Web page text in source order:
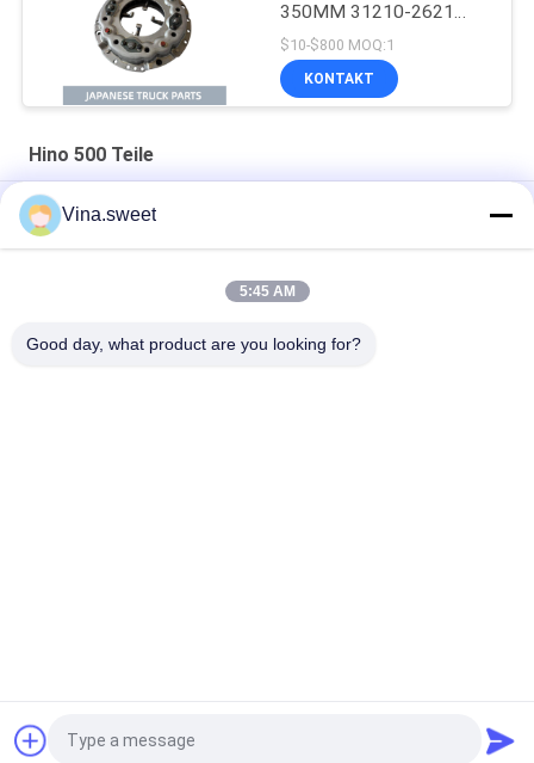
350MM 31210-2621
HNC540 Für HINO 500
RANGER Lkw J08C
J08CT zum Verkauf
$10-$800 MOQ:1
KONTAKT
Hino 500 Teile
Einspritzpumpe Hino HINO 500 Förster-J08C 500 Teile
Maschinenteile Hino J08E des Lkw-Motor-S130A-E0101
Fordern Sie ein Angebot
Vina.sweet
5:45 AM
Good day, what product are you looking for?